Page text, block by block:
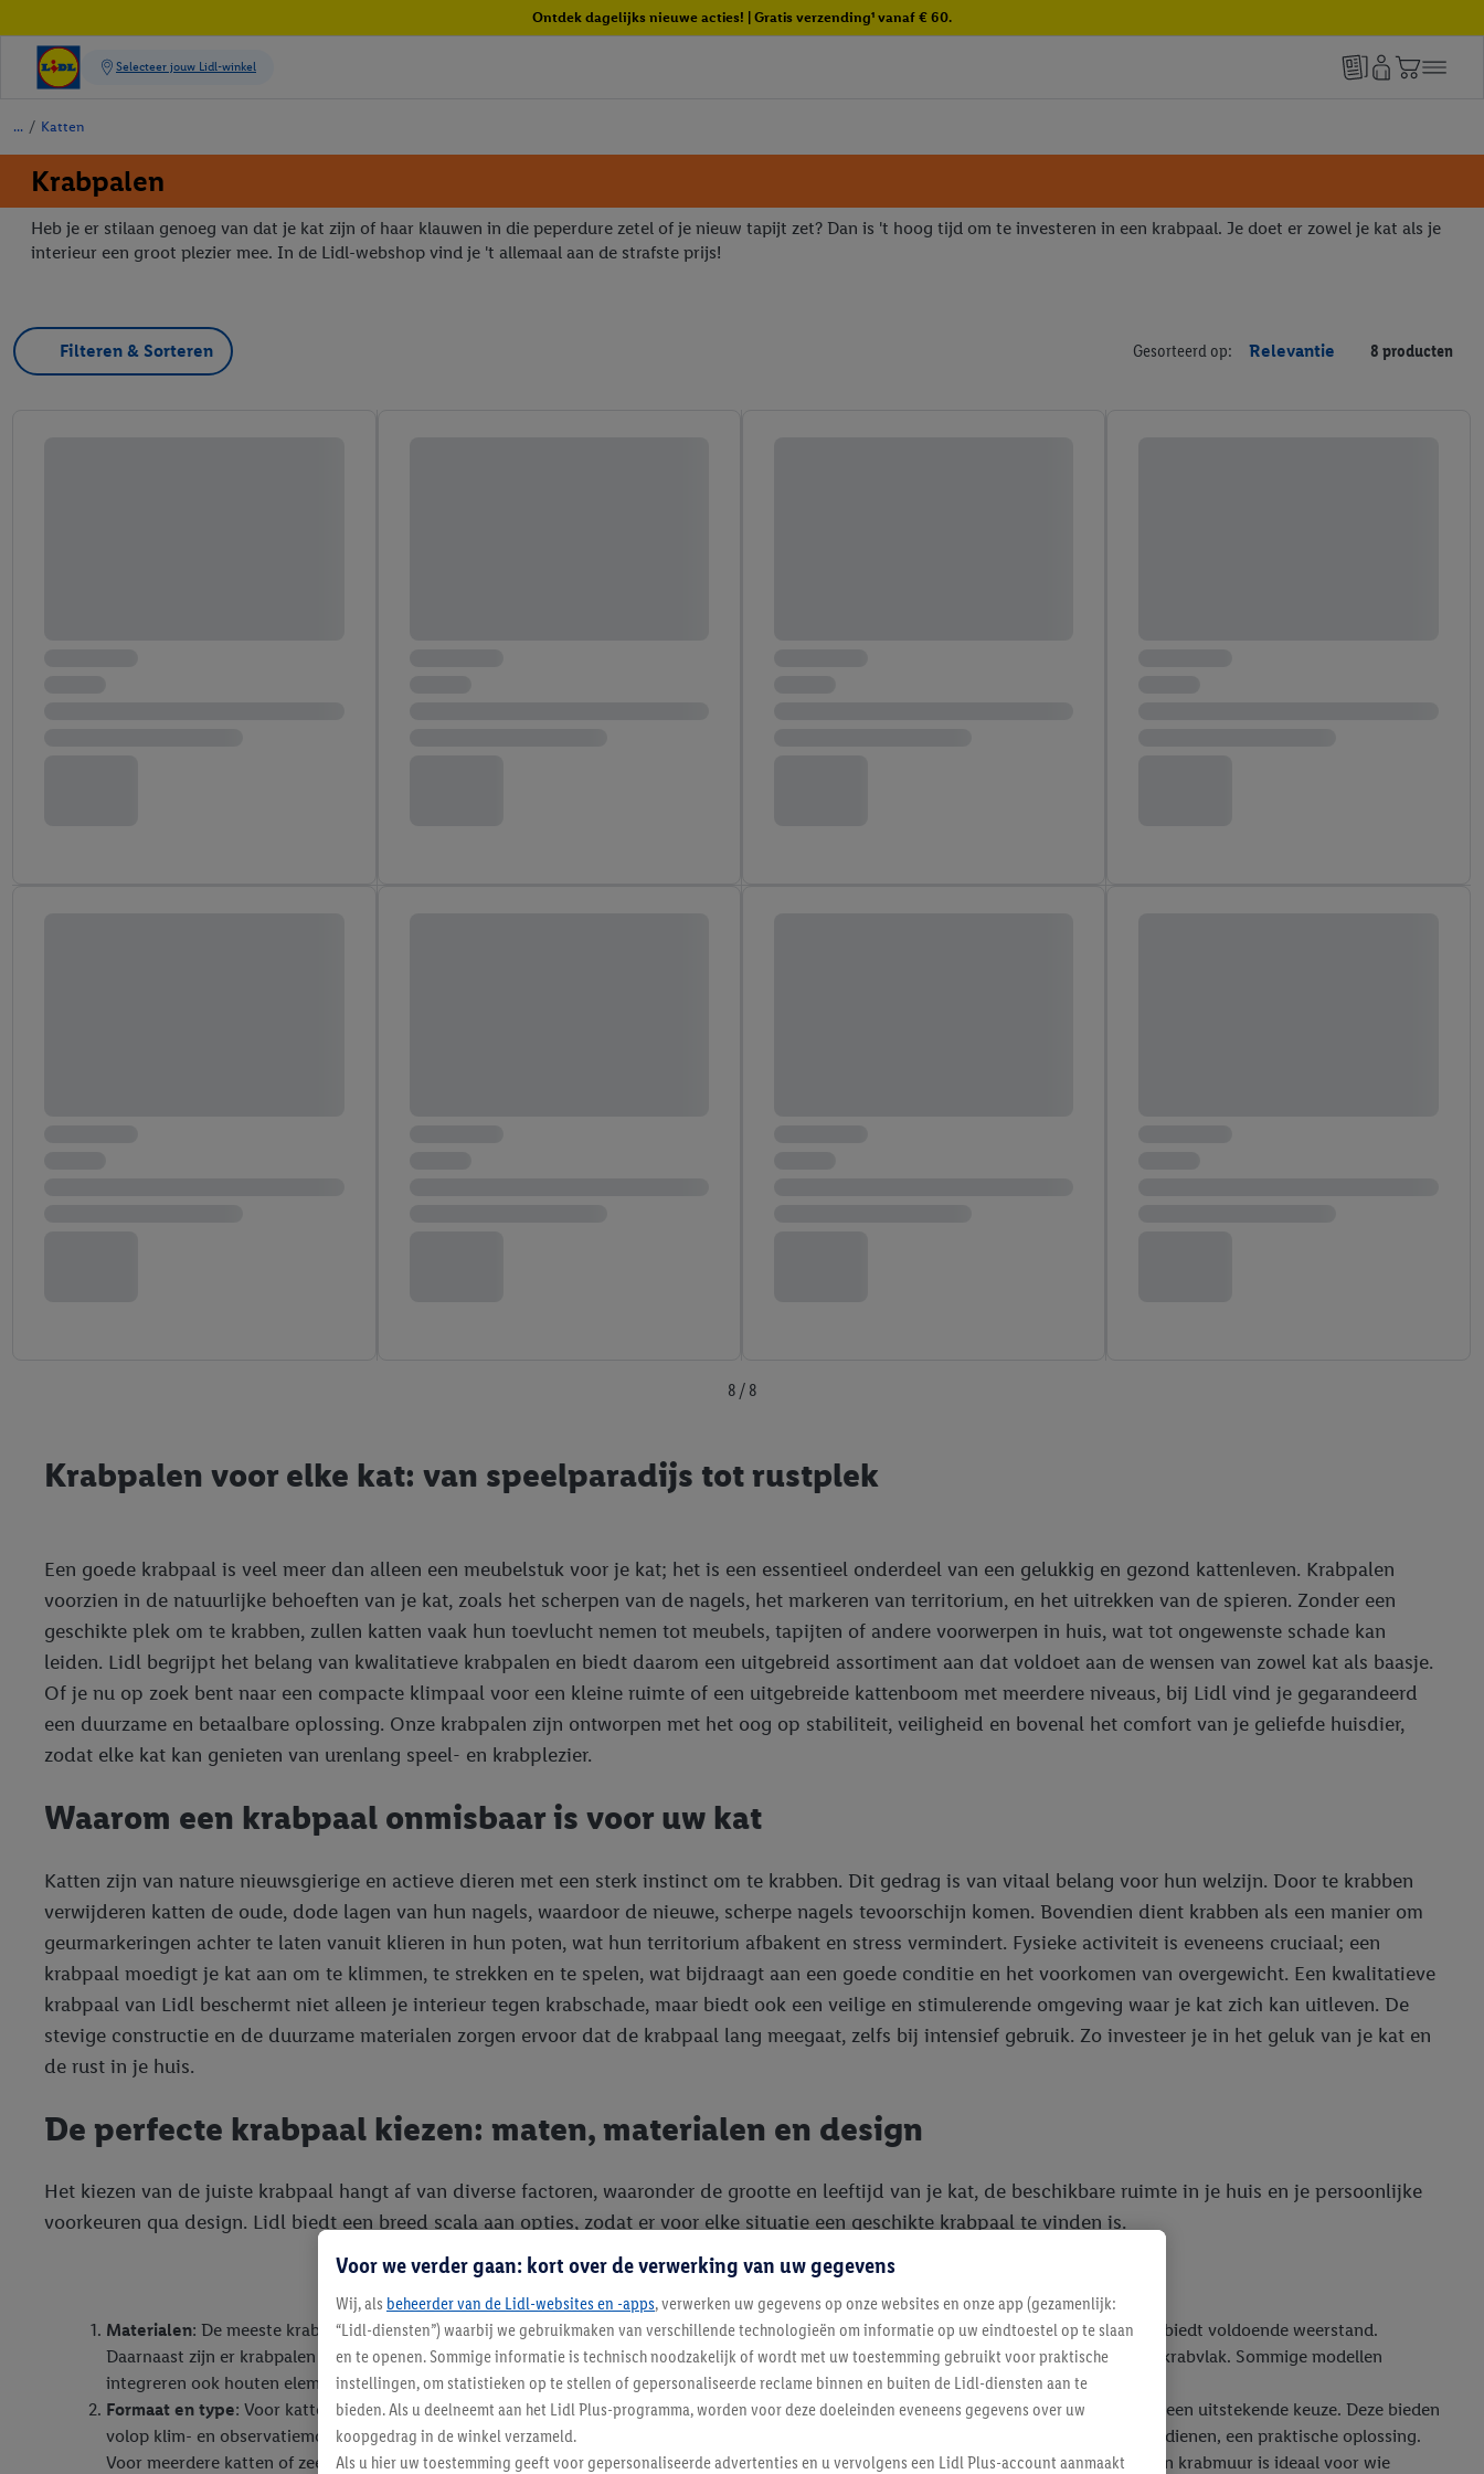
Ontdek dagelijks nieuwe acties! | Gratis verzending¹ vanaf € 60.
/ Katten
Krabpalen
Heb je er stilaan genoeg van dat je kat zijn of haar klauwen in die peperdure zetel of je nieuw tapijt zet? Dan is 't hoog tijd om te investeren in een krabpaal. Je doet er zowel je kat als je
interieur een groot plezier mee. In de Lidl-webshop vind je 't allemaal aan de strafste prijs!
Filteren & Sorteren Gesorteerd op: Relevantie 8 producten
8 / 8
Krabpalen voor elke kat: van speelparadijs tot rustplek
Een goede krabpaal is veel meer dan alleen een meubelstuk voor je kat; het is een essentieel onderdeel van een gelukkig en gezond kattenleven. Krabpalen
voorzien in de natuurlijke behoeften van je kat, zoals het scherpen van de nagels, het markeren van territorium, en het uitrekken van de spieren. Zonder een
geschikte plek om te krabben, zullen katten vaak hun toevlucht nemen tot meubels, tapijten of andere voorwerpen in huis, wat tot ongewenste schade kan
leiden. Lidl begrijpt het belang van kwalitatieve krabpalen en biedt daarom een uitgebreid assortiment aan dat voldoet aan de wensen van zowel kat als baasje.
Of je nu op zoek bent naar een compacte klimpaal voor een kleine ruimte of een uitgebreide kattenboom met meerdere niveaus, bij Lidl vind je gegarandeerd
een duurzame en betaalbare oplossing. Onze krabpalen zijn ontworpen met het oog op stabiliteit, veiligheid en bovenal het comfort van je geliefde huisdier,
zodat elke kat kan genieten van urenlang speel- en krabplezier.
Waarom een krabpaal onmisbaar is voor uw kat
Katten zijn van nature nieuwsgierige en actieve dieren met een sterk instinct om te krabben. Dit gedrag is van vitaal belang voor hun welzijn. Door te krabben
verwijderen katten de oude, dode lagen van hun nagels, waardoor de nieuwe, scherpe nagels tevoorschijn komen. Bovendien dient krabben als een manier om
geurmarkeringen achter te laten vanuit klieren in hun poten, wat hun territorium afbakent en stress vermindert. Fysieke activiteit is eveneens cruciaal; een
krabpaal moedigt je kat aan om te klimmen, te strekken en te spelen, wat bijdraagt aan een goede conditie en het voorkomen van overgewicht. Een kwalitatieve
krabpaal van Lidl beschermt niet alleen je interieur tegen krabschade, maar biedt ook een veilige en stimulerende omgeving waar je kat zich kan uitleven. De
stevige constructie en de duurzame materialen zorgen ervoor dat de krabpaal lang meegaat, zelfs bij intensief gebruik. Zo investeer je in het geluk van je kat en
de rust in je huis.
De perfecte krabpaal kiezen: maten, materialen en design
Het kiezen van de juiste krabpaal hangt af van diverse factoren, waaronder de grootte en leeftijd van je kat, de beschikbare ruimte in je huis en je persoonlijke
voorkeuren qua design. Lidl biedt een breed scala aan opties, zodat er voor elke situatie een geschikte krabpaal te vinden is.
Materialen: De meeste krabpalen zijn bekleed met sisal, een robuust materiaal waar katten graag hun nagels in zetten. Sisal is slijtvast en biedt voldoende weerstand.
Daarnaast zijn er krabpalen met zachte pluche bekleding voor comfortabele slaap- en rustplekken, vaak gecombineerd met sisal voor het krabvlak. Sommige modellen
integreren ook houten elementen voor extra stabiliteit en een natuurlijke uitstraling.
Formaat en type: Voor katten die graag de hoogte opzoeken, is een hoge kattenboom met meerdere verdiepingen, grotten en ligplateaus een uitstekende keuze. Deze bieden
volop klim- en observatiemogelijkheden. Heb je minder ruimte? Dan is een compacte klimpaal of een krabton, die ook als schuilplaats kan dienen, een praktische oplossing.
Voor meerdere katten of zeer actieve dieren zijn er grote, stabiele krabpalen die voldoende ruimte en afwisseling bieden voor iedereen. Een krabmuur is ideaal voor wie
Voor we verder gaan: kort over de verwerking van uw gegevens
Wij, als beheerder van de Lidl-websites en -apps, verwerken uw gegevens op onze websites en onze app (gezamenlijk:
“Lidl-diensten”) waarbij we gebruikmaken van verschillende technologieën om informatie op uw eindtoestel op te slaan
en te openen. Sommige informatie is technisch noodzakelijk of wordt met uw toestemming gebruikt voor praktische
instellingen, om statistieken op te stellen of gepersonaliseerde reclame binnen en buiten de Lidl-diensten aan te
bieden. Als u deelneemt aan het Lidl Plus-programma, worden voor deze doeleinden eveneens gegevens over uw
koopgedrag in de winkel verzameld.
Als u hier uw toestemming geeft voor gepersonaliseerde advertenties en u vervolgens een Lidl Plus-account aanmaakt